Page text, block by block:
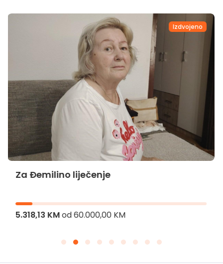
Izdvojeno
Za Đemilino liječenje
5.318,13 KMod60.000,00 KM